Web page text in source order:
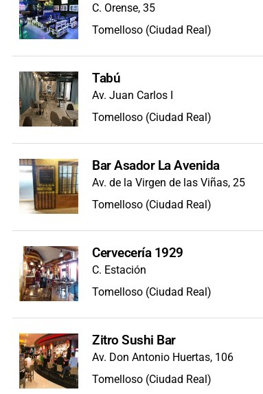
C. Orense, 35
Tomelloso (Ciudad Real)
Tabú
Av. Juan Carlos I
Tomelloso (Ciudad Real)
Bar Asador La Avenida
Av. de la Virgen de las Viñas, 25
Tomelloso (Ciudad Real)
Cervecería 1929
C. Estación
Tomelloso (Ciudad Real)
Zitro Sushi Bar
Av. Don Antonio Huertas, 106
Tomelloso (Ciudad Real)